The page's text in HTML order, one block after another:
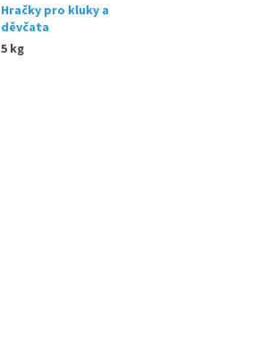
Hračky pro kluky a
děvčata
5 kg